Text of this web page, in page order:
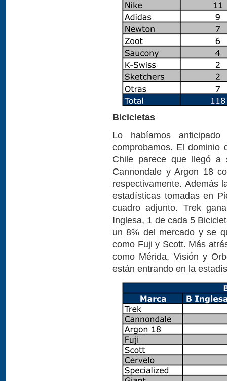
Bicicletas
Lo habíamos
comprobamos. El dominio
Chile parece que llegó
Cannondale y Argon 18
respectivamente. Además
estadísticas tomadas en
cuadro adjunto. Trek
Inglesa, 1 de cada 5
un 8% del mercado y se
como Fuji y Scott. Más
como Mérida, Visión y
están entrando en la